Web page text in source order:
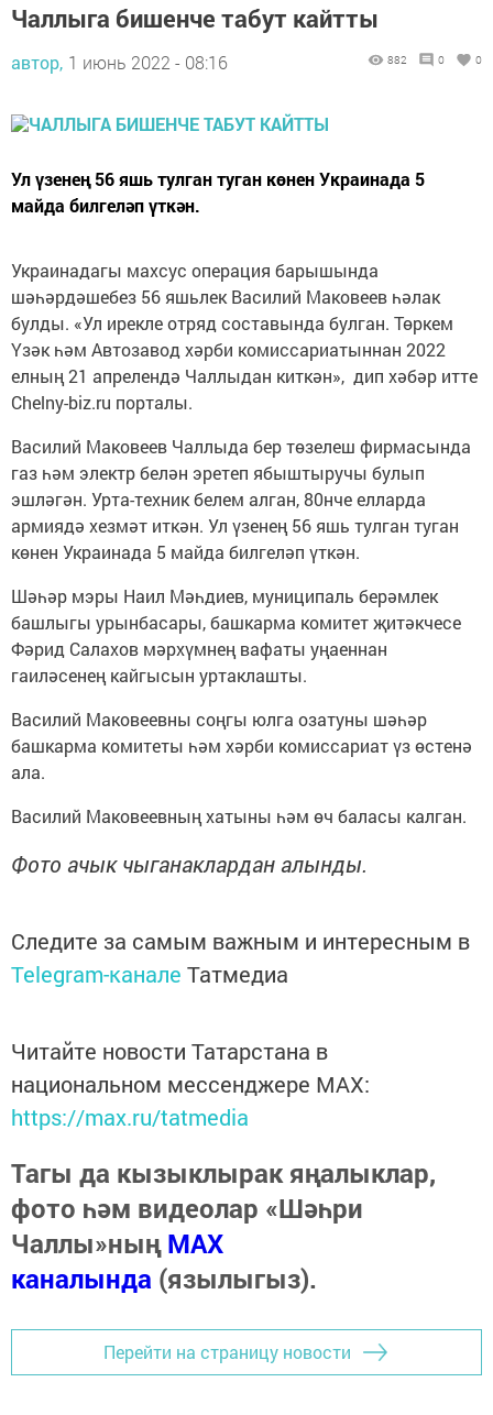
Чаллыга бишенче табут кайтты
автор, 1 июнь 2022 - 08:16 882 0 0
Ул үзенең 56 яшь тулган туган көнен Украинада 5
майда билгеләп үткән.
Украинадагы махсус операция барышында
шәһәрдәшебез 56 яшьлек Василий Маковеев һәлак
булды. «Ул ирекле отряд составында булган. Төркем
Үзәк һәм Автозавод хәрби комиссариатыннан 2022
елның 21 апрелендә Чаллыдан киткән», дип хәбәр итте
Сhelny-biz.ru порталы.
Василий Маковеев Чаллыда бер төзелеш фирмасында
газ һәм электр белән эретеп ябыштыручы булып
эшләгән. Урта-техник белем алган, 80нче елларда
армиядә хезмәт иткән. Ул үзенең 56 яшь тулган туган
көнен Украинада 5 майда билгеләп үткән.
Шәһәр мэры Наил Мәһдиев, муниципаль берәмлек
башлыгы урынбасары, башкарма комитет җитәкчесе
Фәрид Салахов мәрхүмнең вафаты уңаеннан
гаиләсенең кайгысын уртаклашты.
Василий Маковеевны соңгы юлга озатуны шәһәр
башкарма комитеты һәм хәрби комиссариат үз өстенә
ала.
Василий Маковеевның хатыны һәм өч баласы калган.
Фото ачык чыганаклардан алынды.
Следите за самым важным и интересным в
Telegram-канале Татмедиа
Читайте новости Татарстана в
национальном мессенджере MАХ:
https://max.ru/tatmedia
Тагы да кызыклырак яңалыклар,
фото һәм видеолар «Шәһри
Чаллы»ныңMAX
каналында (язылыгыз).
Перейти на страницу новости